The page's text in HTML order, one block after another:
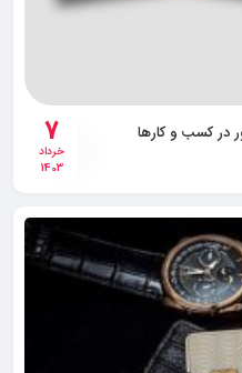
7
خرداد
1403